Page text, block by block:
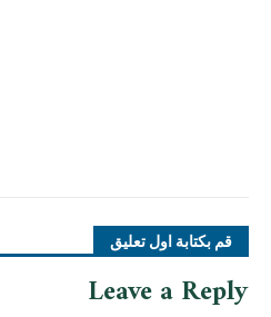
قم بكتابة اول تعليق
Leave a Reply